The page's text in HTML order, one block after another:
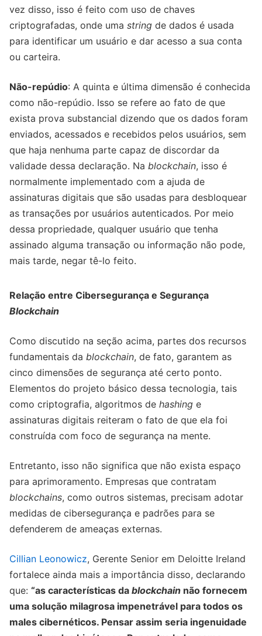
vez disso, isso é feito com uso de chaves
criptografadas, onde uma string de dados é usada
para identificar um usuário e dar acesso a sua conta
ou carteira.
Não-repúdio: A quinta e última dimensão é conhecida
como não-repúdio. Isso se refere ao fato de que
exista prova substancial dizendo que os dados foram
enviados, acessados e recebidos pelos usuários, sem
que haja nenhuma parte capaz de discordar da
validade dessa declaração. Na blockchain, isso é
normalmente implementado com a ajuda de
assinaturas digitais que são usadas para desbloquear
as transações por usuários autenticados. Por meio
dessa propriedade, qualquer usuário que tenha
assinado alguma transação ou informação não pode,
mais tarde, negar tê-lo feito.
Relação entre Cibersegurança e Segurança
Blockchain
Como discutido na seção acima, partes dos recursos
fundamentais da blockchain, de fato, garantem as
cinco dimensões de segurança até certo ponto.
Elementos do projeto básico dessa tecnologia, tais
como criptografia, algoritmos de hashing e
assinaturas digitais reiteram o fato de que ela foi
construída com foco de segurança na mente.
Entretanto, isso não significa que não exista espaço
para aprimoramento. Empresas que contratam
blockchains, como outros sistemas, precisam adotar
medidas de cibersegurança e padrões para se
defenderem de ameaças externas.
Cillian Leonowicz, Gerente Senior em Deloitte Ireland
fortalece ainda mais a importância disso, declarando
que: “as características da blockchain não fornecem
uma solução milagrosa impenetrável para todos os
males cibernéticos. Pensar assim seria ingenuidade